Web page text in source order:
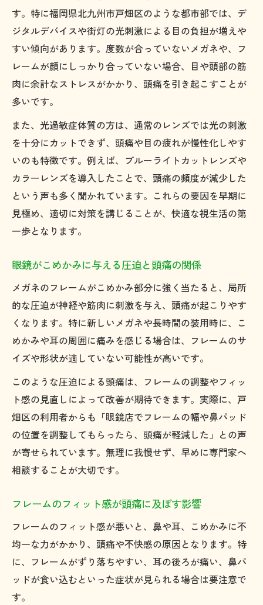
度数が合わないメガネ頭痛の見極め方
光過敏対策としての適切なレンズ選び
自律神経の乱れとメガネ頭痛の関係性
自律神経バランスとメガネ頭痛の密接な関
係
理由
メガネ頭痛とストレスの関連性を理解する
視覚情報過多と自律神経の乱れが頭痛を招
く
自律神経を整えるメガネの選び方とケア方
法
こめかみや耳の痛みを改善する秘訣
こめかみの痛みがメガネ頭痛に与える影響
フィット感の調整でメガネ頭痛を軽減する
コツ
眼鏡頭痛を防ぐメンテナンスの重要ポイン
ト
カラーレンズ活用で偏頭痛を和らげる方法
カラーレンズがメガネ頭痛に効果的な理由
偏頭痛軽減におすすめのカラーレンズ選び
JINSやZoffのサングラスが注目される背景
青色光カットレンズで光過敏症を緩和する
メガネ頭痛とカラーレンズの最新研究動向
戸畑区で実践できるメガネ頭痛対策まとめ
戸畑区で受けられるメガネ頭痛相談のポイ
ント
眼鏡頭痛対策を地域のサービスで実践する
す。特に福岡県北九州市戸畑区のような都市部では、デ
ジタルデバイスや街灯の光刺激による目の負担が増えや
すい傾向があります。度数が合っていないメガネや、フ
レームが顔にしっかり合っていない場合、目や頭部の筋
肉に余計なストレスがかかり、頭痛を引き起こすことが
多いです。
また、光過敏症体質の方は、通常のレンズでは光の刺激
を十分にカットできず、頭痛や目の疲れが慢性化しやす
いのも特徴です。例えば、ブルーライトカットレンズや
カラーレンズを導入したことで、頭痛の頻度が減少した
という声も多く聞かれています。これらの要因を早期に
見極め、適切に対策を講じることが、快適な視生活の第
一歩となります。
眼鏡がこめかみに与える圧迫と頭痛の関係
メガネのフレームがこめかみ部分に強く当たると、局所
的な圧迫が神経や筋肉に刺激を与え、頭痛が起こりやす
くなります。特に新しいメガネや長時間の装用時に、こ
めかみや耳の周囲に痛みを感じる場合は、フレームのサ
イズや形状が適していない可能性が高いです。
このような圧迫による頭痛は、フレームの調整やフィッ
ト感の見直しによって改善が期待できます。実際に、戸
畑区の利用者からも「眼鏡店でフレームの幅や鼻パッド
の位置を調整してもらったら、頭痛が軽減した」との声
が寄せられています。無理に我慢せず、早めに専門家へ
相談することが大切です。
フレームのフィット感が頭痛に及ぼす影響
フレームのフィット感が悪いと、鼻や耳、こめかみに不
均一な力がかかり、頭痛や不快感の原因となります。特
に、フレームがずり落ちやすい、耳の後ろが痛い、鼻パ
ッドが食い込むといった症状が見られる場合は要注意で
す。